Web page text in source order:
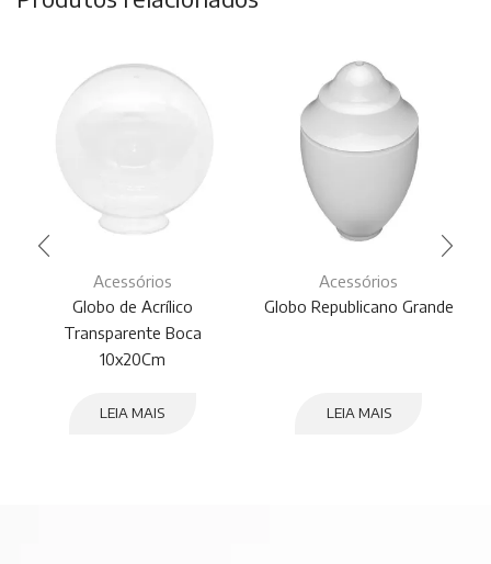
Acessórios
Globo de Acrílico
Transparente Boca
10x20Cm
LEIA MAIS
Acessórios
Globo Republicano Grande
LEIA MAIS